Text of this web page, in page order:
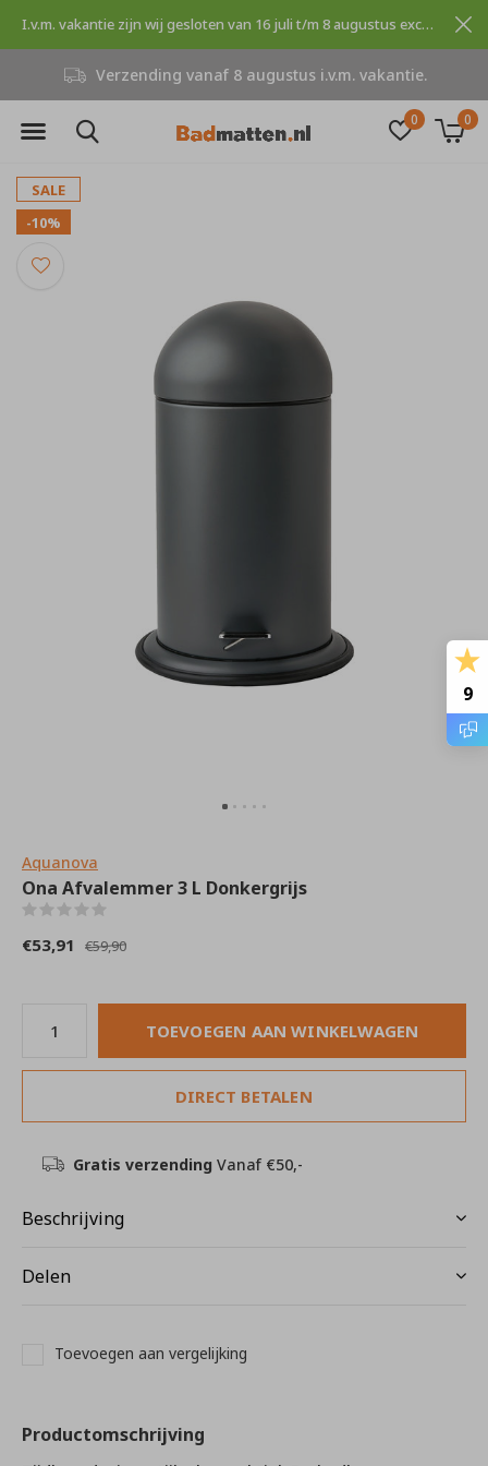
0 0
Verzending vanaf 8 augustus i.v.m. vakantie.
I.v.m. vakantie zijn wij gesloten van 16 juli t/m 8 augustus excuses voor dit ongemak.
SALE
-10%
Aquanova
Ona Afvalemmer 3 L Donkergrijs
€53,91 €59,90
TOEVOEGEN AAN WINKELWAGEN
DIRECT BETALEN
Gratis verzending Vanaf €50,-
Beschrijving
Delen
Toevoegen aan vergelijking
Productomschrijving
9